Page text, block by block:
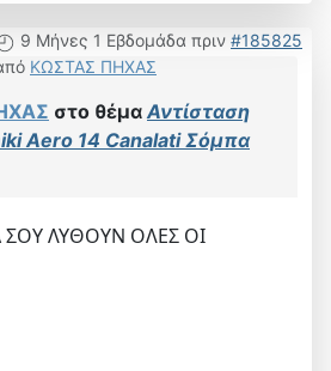
9 Μήνες 1 Εβδομάδα πριν #185825
ΚΩΣΤΑΣ ΠΗΧΑΣ
στο θέμαΑντίσταση
Aero 14 Canalati Σόμπα
ΣΟΥ ΛΥΘΟΥΝ ΟΛΕΣ ΟΙ